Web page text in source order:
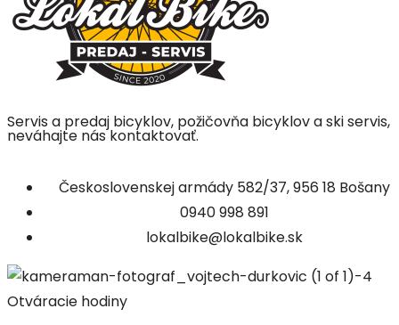
Servis a predaj bicyklov, požičovňa bicyklov a ski servis,
neváhajte nás kontaktovať.
Československej armády 582/37, 956 18 Bošany
0940 998 891
lokalbike@lokalbike.sk
Otváracie hodiny